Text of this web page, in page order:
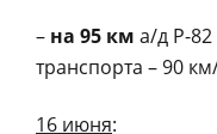
– на 95 км а/д Р-
транспорта – 90
16 июня: